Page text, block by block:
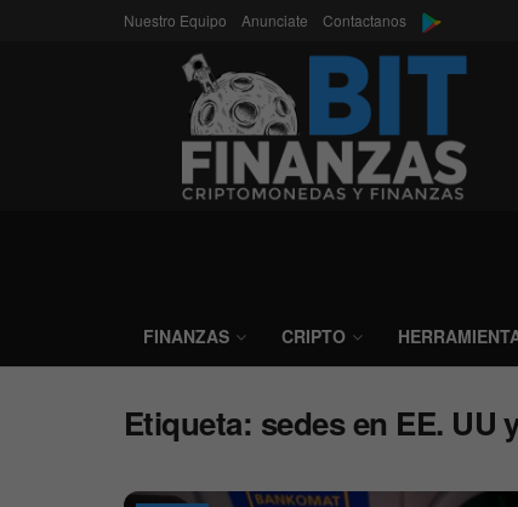
Nuestro Equipo Anunciate Contactanos
FINANZAS CRIPTO
Etiqueta: sedes en EE. UU